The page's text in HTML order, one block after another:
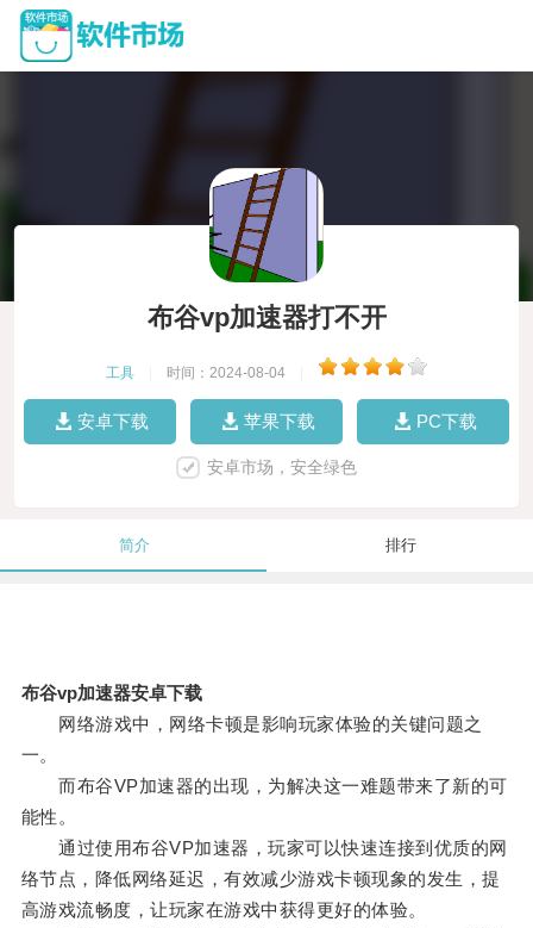
布谷vp加速器打不开
工具 时间：2024-08-04
安卓下载 苹果下载 PC下载
安卓市场，安全绿色
简介 排行
布谷vp加速器安卓下载
网络游戏中，网络卡顿是影响玩家体验的关键问题之
一。
而布谷VP加速器的出现，为解决这一难题带来了新的可
能性。
通过使用布谷VP加速器，玩家可以快速连接到优质的网
络节点，降低网络延迟，有效减少游戏卡顿现象的发生，提
高游戏流畅度，让玩家在游戏中获得更好的体验。